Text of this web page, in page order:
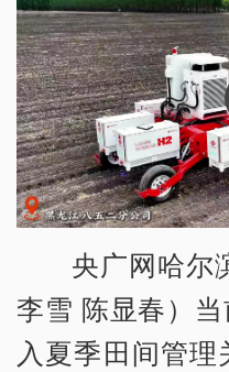
央广网哈尔
李雪 陈显春）
入夏季田间管